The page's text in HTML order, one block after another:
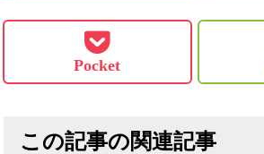
Pocket
この記事の関連記事